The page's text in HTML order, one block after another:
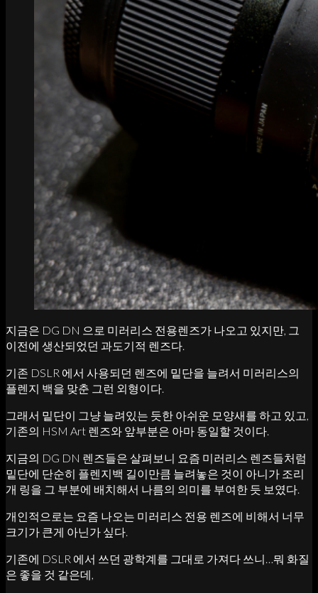
지금은 DG DN 으로 미러리스 전용렌즈가 나오고 있지만, 그
이전에 생산되었던 과도기적 렌즈다.
기존 DSLR 에서 사용되던 렌즈에 밑단을 늘려서 미러리스의
플렌지 백을 맞춘 그런 외형이다.
그래서 밑단이 그냥 늘려있는 듯한 아쉬운 모양새를 하고 있고,
기존의 HSM Art 렌즈와 앞부분은 아마 동일할 것이다.
지금의 DG DN 렌즈들은 살펴보니 요즘 미러리스 렌즈들처럼
밑단에 단순히 플렌지백 길이만큼 늘려놓은 것이 아니가 조리
개 링을 그 부분에 배치해서 나름의 의미를 부여한 듯 보였다.
개인적으로는 요즘 나오는 미러리스 전용 렌즈에 비해서 너무
크기가 큰게 아닌가 싶다.
기존에 DSLR 에서 쓰던 광학계를 그대로 가져다 쓰니…뭐 화질
은 좋을 것 같은데,